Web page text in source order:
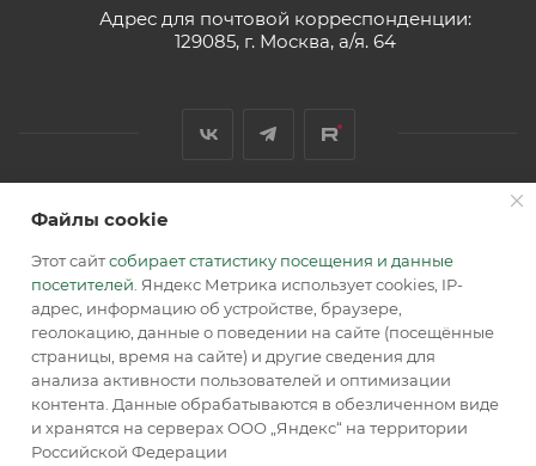
Адрес для почтовой корреспонденции:
129085, г. Москва, а/я. 64
2026 © Обращаем Ваше внимание на то, что вся
информация, размещенная на сайте, носит
информационный характер и не является публичной
офертой, определяемой положениями Статьи 437 (2) ГК РФ.
Файлы cookie
Этот сайтсобирает статистику посещения и данные
посетителей . Яндекс Метрика использует cookies, IP-
адрес, информацию об устройстве, браузере,
геолокацию, данные о поведении на сайте (посещённые
страницы, время на сайте) и другие сведения для
анализа активности пользователей и оптимизации
контента. Данные обрабатываются в обезличенном виде
и хранятся на серверах ООО „Яндекс“ на территории
Российской Федерации